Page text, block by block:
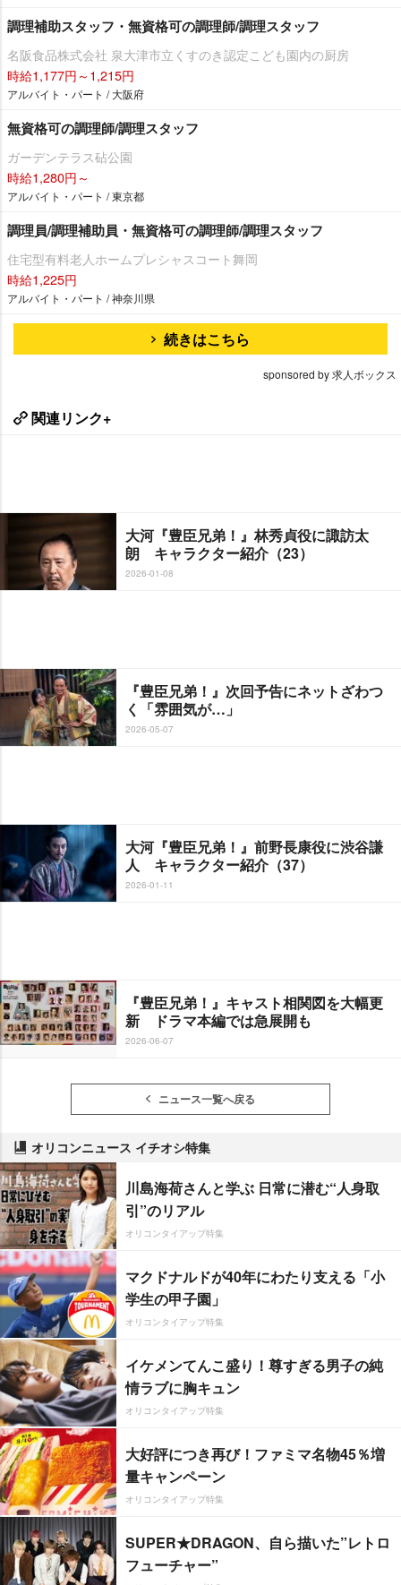
調理補助スタッフ・無資格可の調理師/調理スタッフ
名阪食品株式会社 泉大津市立くすのき認定こども園内の厨房
時給1,177円～1,215円
アルバイト・パート / 大阪府
無資格可の調理師/調理スタッフ
ガーデンテラス砧公園
時給1,280円～
アルバイト・パート / 東京都
調理員/調理補助員・無資格可の調理師/調理スタッフ
住宅型有料老人ホームプレシャスコート舞岡
時給1,225円
アルバイト・パート / 神奈川県
続きはこちら
sponsored by 求人ボックス
関連リンク+
大河『豊臣兄弟！』林秀貞役に諏訪太
朗 キャラクター紹介（23）
2026-01-08
『豊臣兄弟！』次回予告にネットざわつ
く「雰囲気が…」
2026-05-07
大河『豊臣兄弟！』前野長康役に渋谷謙
人 キャラクター紹介（37）
2026-01-11
『豊臣兄弟！』キャスト相関図を大幅更
新 ドラマ本編では急展開も
2026-06-07
ニュース一覧へ戻る
オリコンニュース イチオシ特集
川島海荷さんと学ぶ 日常に潜む“人身取
引”のリアル
オリコンタイアップ特集
マクドナルドが40年にわたり支える「小
学生の甲子園」
オリコンタイアップ特集
イケメンてんこ盛り！尊すぎる男子の純
情ラブに胸キュン
オリコンタイアップ特集
大好評につき再び！ファミマ名物45％増
量キャンペーン
オリコンタイアップ特集
SUPER★DRAGON、自ら描いた”レトロ
フューチャー”